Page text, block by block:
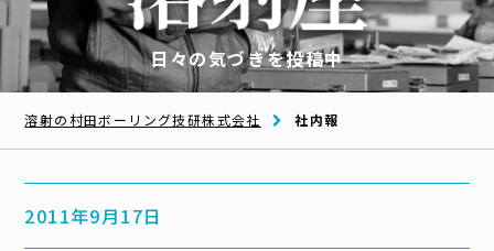
日々の気づきを投稿中
溶射の村田ボーリング技研株式会社 社内報
2011年9月17日